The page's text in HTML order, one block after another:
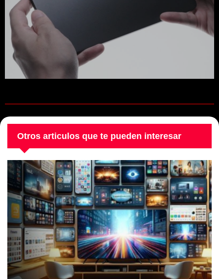
Otros articulos que te pueden interesar